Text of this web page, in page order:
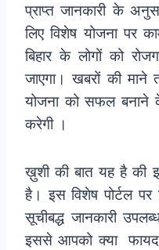
प्राप्त जानकारी के
लिए विशेष योजना पर
बिहार के लोगों को
जाएगा। खबरों की माने
योजना को सफल बनाने के
करेगी ।
ख़ुशी की बात यह है की
है। इस विशेष पोर्टल पर
सूचीबद्ध जानकारी
इससे आपको क्या